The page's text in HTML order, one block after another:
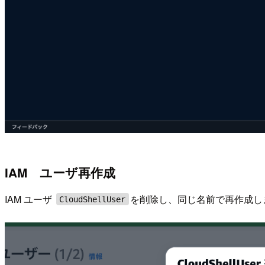
IAM ユーザ再作成
IAM ユーザ CloudShellUser を削除し、同じ名前で再作成